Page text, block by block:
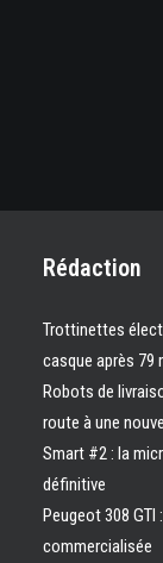
Rédaction
Trottinettes
casque après 79
Robots de
route à une
Smart #2 : la
définitive
Peugeot 308
commercialisée